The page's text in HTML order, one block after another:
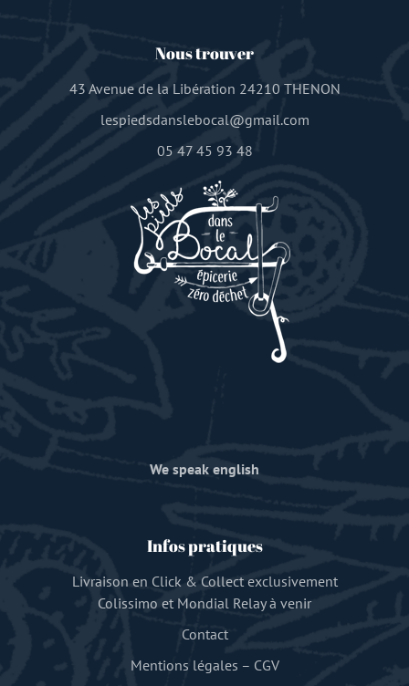
Nous trouver
43 Avenue de la Libération 24210 THENON
lespiedsdanslebocal@gmail.com
05 47 45 93 48
We speak english
Infos pratiques
Livraison en Click & Collect exclusivement
Colissimo et Mondial Relay à venir
Contact
Mentions légales – CGV